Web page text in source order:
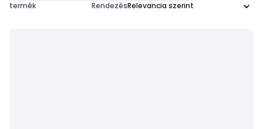
termék Rendezés